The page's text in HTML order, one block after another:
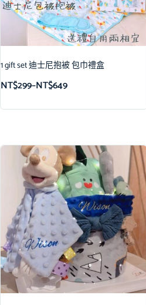
1 gift set 迪士尼抱被 包巾禮盒
NT$299–NT$649